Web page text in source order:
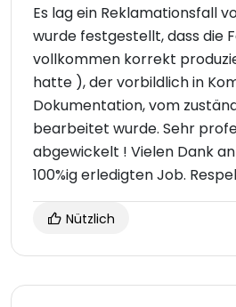
Es lag ein Reklamationsfall
wurde festgestellt, dass die
vollkommen korrekt
hatte ), der vorbildlich in
Dokumentation, vom
bearbeitet wurde. Sehr
abgewickelt ! Vielen Dank
100%ig erledigten Job.
Nützlich